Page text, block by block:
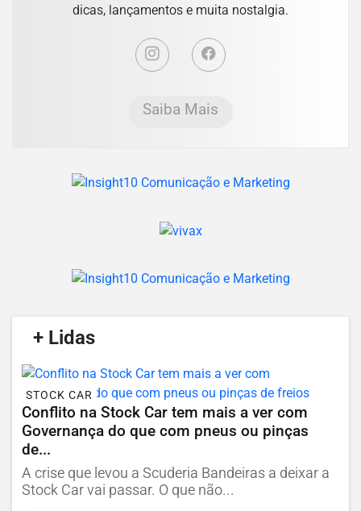
dicas, lançamentos e muita nostalgia.
Saiba Mais
+ Lidas
STOCK CAR
Conflito na Stock Car tem mais a ver com
Governança do que com pneus ou pinças
de...
A crise que levou a Scuderia Bandeiras a deixar a
Stock Car vai passar. O que não...